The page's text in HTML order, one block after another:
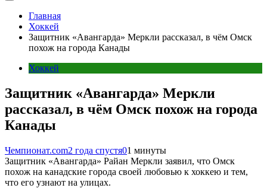
Главная
Хоккей
Защитник «Авангарда» Меркли рассказал, в чём Омск
похож на города Канады
Хоккей
Защитник «Авангарда» Меркли
рассказал, в чём Омск похож на города
Канады
Чемпионат.com2 года спустя01 минуты
Защитник «Авангарда» Райан Меркли заявил, что Омск
похож на канадские города своей любовью к хоккею и тем,
что его узнают на улицах.